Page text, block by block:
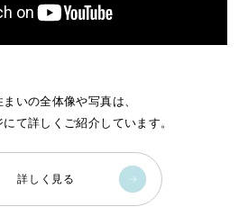
いの全体像や写真は、
て詳しくご紹介しています。
詳しく見る